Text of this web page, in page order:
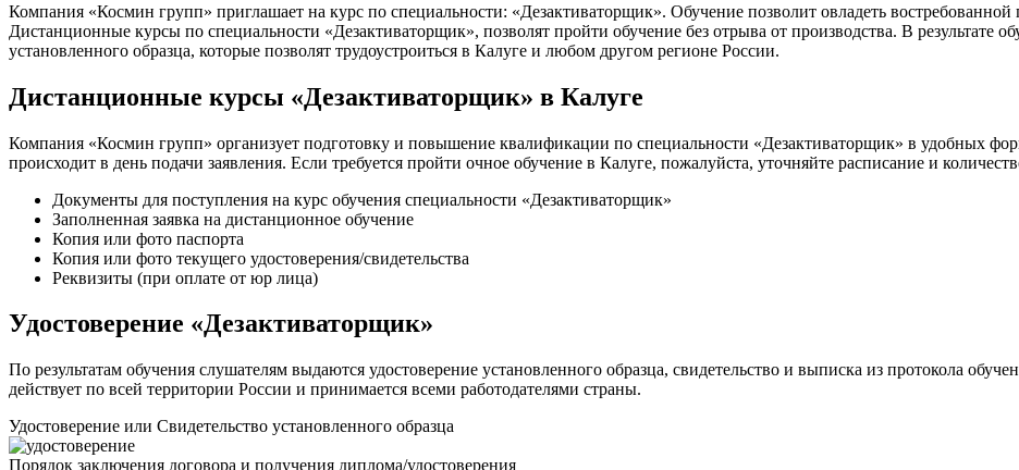
Компания «Космин групп» приглашает на курс по специальности: «Дезактиваторщик». Обучение позволит овладеть
Дистанционные курсы по специальности «Дезактиваторщик», позволят пройти обучение без отрыва от производства. В результате
установленного образца, которые позволят трудоустроиться в Калуге и любом другом регионе России.
Дистанционные курсы «Дезактиваторщик» в Калуге
Компания «Космин групп» организует подготовку и повышение квалификации по специальности «Дезактиваторщик» в удобных
происходит в день подачи заявления. Если требуется пройти очное обучение в Калуге, пожалуйста, уточняйте расписание и
Документы для поступления на курс обучения специальности «Дезактиваторщик»
Заполненная заявка на дистанционное обучение
Копия или фото паспорта
Копия или фото текущего удостоверения/свидетельства
Реквизиты (при оплате от юр лица)
Удостоверение «Дезактиваторщик»
По результатам обучения слушателям выдаются удостоверение установленного образца, свидетельство и выписка из протокола
действует по всей территории России и принимается всеми работодателями страны.
Удостоверение или Свидетельство установленного образца
Порядок заключения договора и получения диплома/удостоверения